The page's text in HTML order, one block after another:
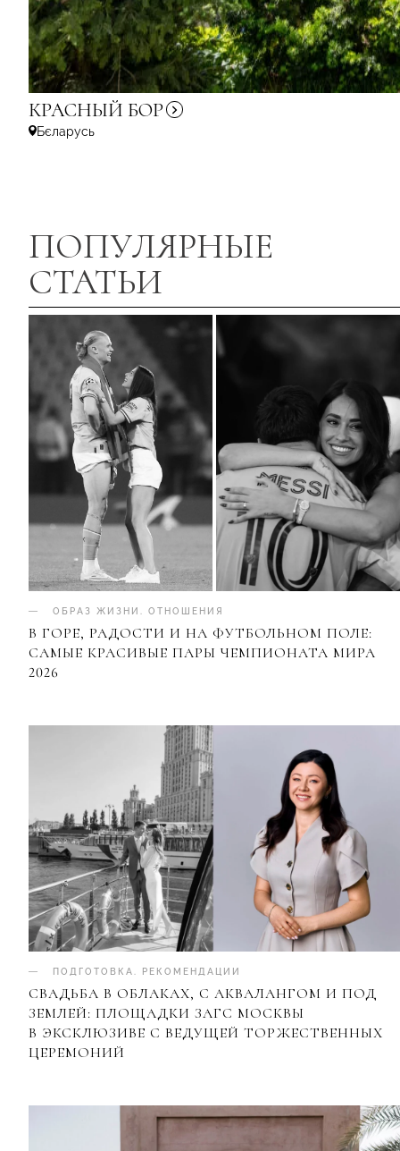
КРАСНЫЙ БОР
Бєларусь
ПОПУЛЯРНЫЕ
СТАТЬИ
ОБРАЗ ЖИЗНИ ОТНОШЕНИЯ
В ГОРЕ, РАДОСТИ И НА ФУТБОЛЬНОМ ПОЛЕ:
САМЫЕ КРАСИВЫЕ ПАРЫ ЧЕМПИОНАТА МИРА
2026
ПОДГОТОВКА РЕКОМЕНДАЦИИ
СВАДЬБА В ОБЛАКАХ, С АКВАЛАНГОМ И ПОД
ЗЕМЛЕЙ: ПЛОЩАДКИ ЗАГС МОСКВЫ
В ЭКСКЛЮЗИВЕ С ВЕДУЩЕЙ ТОРЖЕСТВЕННЫХ
ЦЕРЕМОНИЙ